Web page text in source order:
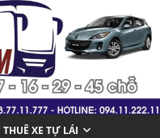
THUÊ XE TỰ LÁI